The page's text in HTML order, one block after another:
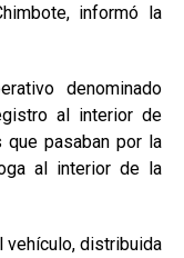
informó la
denominado
al interior de
pasaban por la
al interior de la
vehículo, distribuida